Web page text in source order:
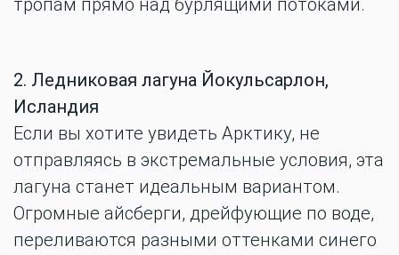
тропам прямо над бурлящими потоками.
2. Ледниковая лагуна Йокульсарлон,
Исландия
Если вы хотите увидеть Арктику, не
отправляясь в экстремальные условия, эта
лагуна станет идеальным вариантом.
Огромные айсберги, дрейфующие по воде,
переливаются разными оттенками синего